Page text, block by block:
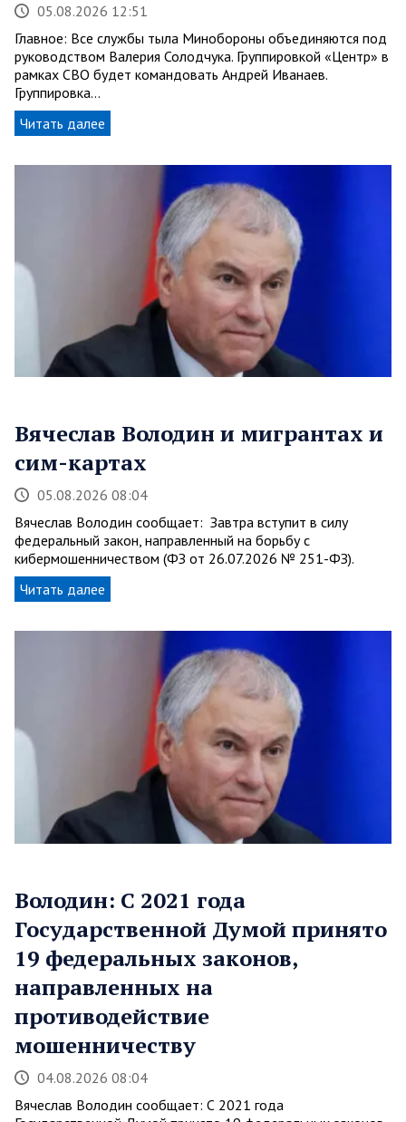
05.08.2026 12:51
Главное: Все службы тыла Минобороны объединяются под
руководством Валерия Солодчука. Группировкой «Центр» в
рамках СВО будет командовать Андрей Иванаев.
Группировка…
Читать далее
Вячеслав Володин и мигрантах и
сим-картах
05.08.2026 08:04
Вячеслав Володин сообщает: Завтра вступит в силу
федеральный закон, направленный на борьбу с
кибермошенничеством (ФЗ от 26.07.2026 № 251-ФЗ).
Читать далее
Володин: С 2021 года
Государственной Думой принято
19 федеральных законов,
направленных на
противодействие
мошенничеству
04.08.2026 08:04
Вячеслав Володин сообщает: С 2021 года